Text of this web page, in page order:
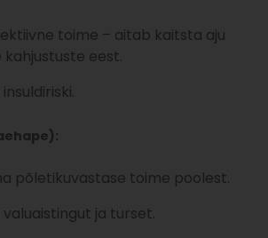
toime – aitab kaitsta aju
eest.
põletikuvastase toime poolest.
ja turset.